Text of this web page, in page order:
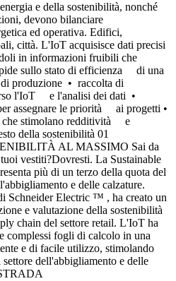
e della sostenibilità, nonché
devono bilanciare
ed operativa. Edifici,
città. L'IoT acquisisce dati precisi
in informazioni fruibili che
sullo stato di efficienza di una
produzione • raccolta di
l'IoT e l'analisi dei dati •
assegnare le priorità ai progetti •
che stimolano redditività e
della sostenibilità 01
AL MASSIMO Sai da
vestiti?Dovresti. La Sustainable
più di un terzo della quota del
e delle calzature.
Schneider Electric ™ , ha creato un
e valutazione della sostenibilità
chain del settore retail. L'IoT ha
complessi fogli di calcolo in una
e di facile utilizzo, stimolando
dell'abbigliamento e delle